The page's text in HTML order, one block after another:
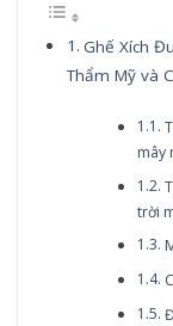
Ghế Xích
Thẩm Mỹ và
mây
trời